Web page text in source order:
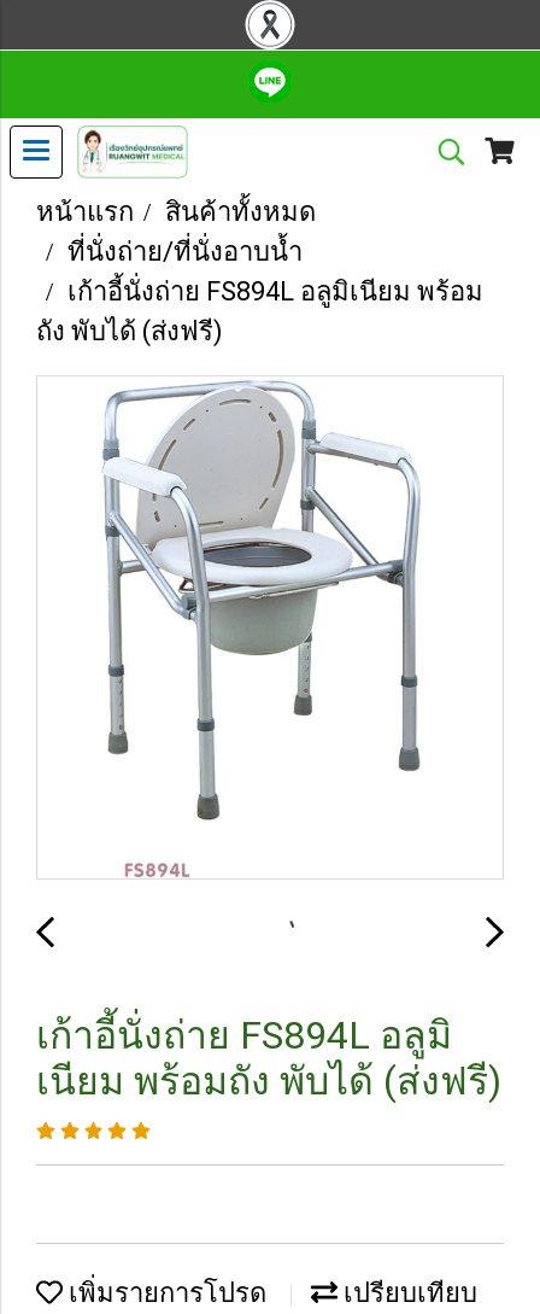
หน้าแรก
สินค้าทั้งหมด
ที่นั่งถ่าย/ที่นั่งอาบน้ำ
เก้าอี้นั่งถ่าย FS894L อลูมิเนียม พร้อม
ถัง พับได้ (ส่งฟรี)
เก้าอี้นั่งถ่าย FS894L อลูมิ
เนียม พร้อมถัง พับได้ (ส่งฟรี)
เพิ่มรายการโปรด เปรียบเทียบ